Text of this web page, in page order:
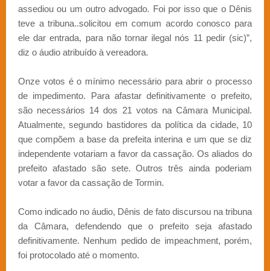
assediou ou um outro advogado. Foi por isso que o Dênis
teve a tribuna..solicitou em comum acordo conosco para
ele dar entrada, para não tornar ilegal nós 11 pedir (sic)”,
diz o áudio atribuído à vereadora.
Onze votos é o mínimo necessário para abrir o processo
de impedimento. Para afastar definitivamente o prefeito,
são necessários 14 dos 21 votos na Câmara Municipal.
Atualmente, segundo bastidores da política da cidade, 10
que compõem a base da prefeita interina e um que se diz
independente votariam a favor da cassação. Os aliados do
prefeito afastado são sete. Outros três ainda poderiam
votar a favor da cassação de Tormin.
Como indicado no áudio, Dênis de fato discursou na tribuna
da Câmara, defendendo que o prefeito seja afastado
definitivamente. Nenhum pedido de impeachment, porém,
foi protocolado até o momento.